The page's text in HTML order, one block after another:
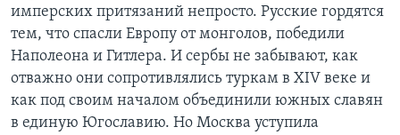
имперских притязаний непросто. Русские гордятся
тем, что спасли Европу от монголов, победили
Наполеона и Гитлера. И сербы не забывают, как
отважно они сопротивлялись туркам в XIV веке и
как под своим началом объединили южных славян
в единую Югославию. Но Москва уступила